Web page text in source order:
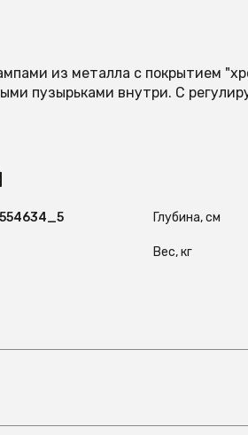
из металла с покрытием
пузырьками внутри. С
Глубина, см
Вес, кг